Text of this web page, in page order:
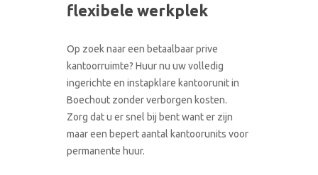
flexibele werkplek
Op zoek naar een betaalbaar prive
kantoorruimte? Huur nu uw volledig
ingerichte en instapklare kantoorunit in
Boechout zonder verborgen kosten.
Zorg dat u er snel bij bent want er zijn
maar een bepert aantal kantoorunits voor
permanente huur.